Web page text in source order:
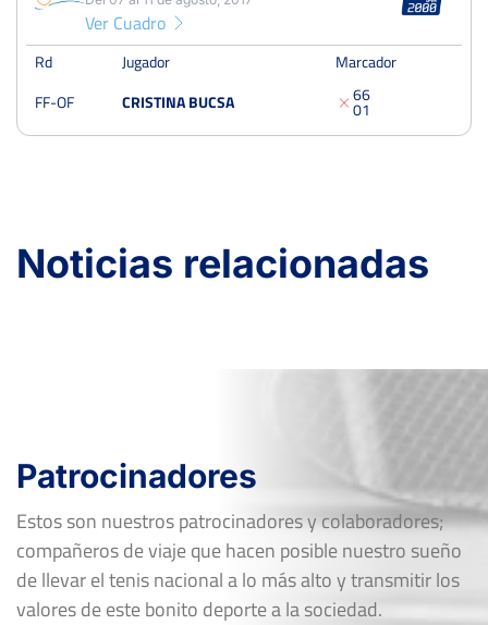
Ver Cuadro
Rd Jugador
Marcador
FF-OF
CRISTINA BUCSA 6
0
6
1
Noticias relacionadas
Patrocinadores
Estos son nuestros patrocinadores y colaboradores;
compañeros de viaje que hacen posible nuestro sueño
de llevar el tenis nacional a lo más alto y transmitir los
valores de este bonito deporte a la sociedad.